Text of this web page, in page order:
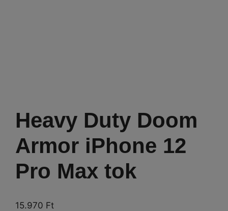
Heavy Duty Doom
Armor iPhone 12
Pro Max tok
15.970 Ft